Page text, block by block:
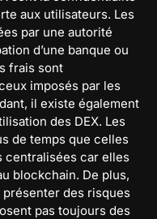
aux utilisateurs. Les
par une autorité
d’une banque ou
frais sont
imposés par les
il existe également
des DEX. Les
de temps que celles
centralisées car elles
blockchain. De plus,
des risques
pas toujours des